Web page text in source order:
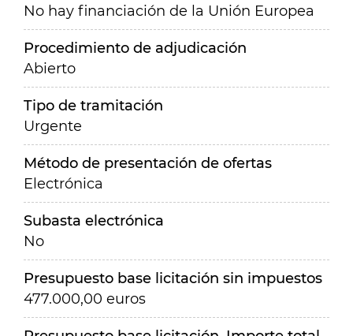
No hay financiación de la Unión Europea
Procedimiento de adjudicación
Abierto
Tipo de tramitación
Urgente
Método de presentación de ofertas
Electrónica
Subasta electrónica
No
Presupuesto base licitación sin impuestos
477.000,00 euros